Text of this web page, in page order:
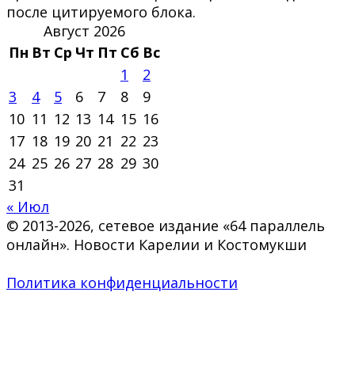
после цитируемого блока.
Август 2026
Пн Вт Ср Чт Пт Сб Вс
1
2
3
4 5 6 7 8
9
10 11 12 13 14 15 16
17 18 19 20 21 22 23
24 25 26 27 28 29 30
31
« Июл
© 2013-2026, сетевое издание «64 параллель
онлайн». Новости Карелии и Костомукши
Политика конфиденциальности